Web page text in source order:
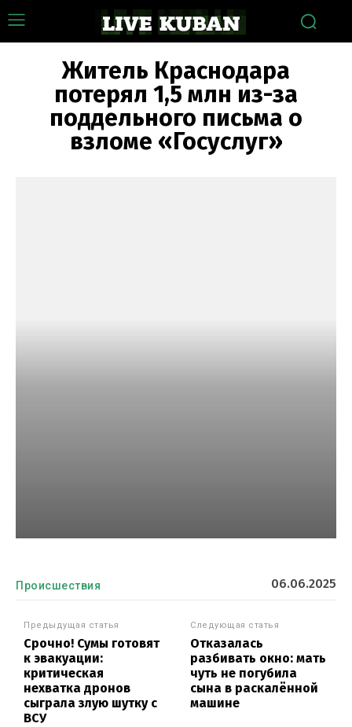
Житель Краснодара
потерял 1,5 млн из-за
поддельного письма о
взломе «Госуслуг»
Происшествия 06.06.2025
Предыдущая статья
Срочно! Сумы готовят
к эвакуации:
критическая
нехватка дронов
сыграла злую шутку с
ВСУ
Следующая статья
Отказалась
разбивать окно: мать
чуть не погубила
сына в раскалённой
машине